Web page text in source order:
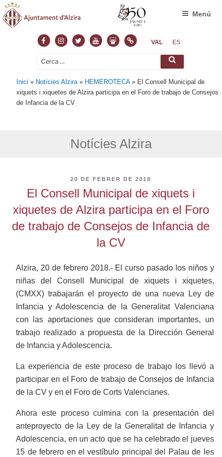
FacebookInstagram
TwitterYoutubeSlideshare
NormasVAL ES
Cerca: Cerca
Menú
Inici » Notícies Alzira » HEMEROTECA» El Consell Municipal de
xiquets i xiquetes de Alzira participa en el Foro de trabajo de Consejos
de Infancia de la CV
Notícies Alzira
PUBLICAT
20 DE FEBRER DE 2018
El Consell Municipal de xiquets i
xiquetes de Alzira participa en el Foro
de trabajo de Consejos de Infancia de
la CV
Alzira, 20 de febrero 2018.- El curso pasado los niños y
niñas del Consell Municipal de xiquets i xiquetes,
(CMXX) trabajarán el proyecto de una nueva Ley de
Infancia y Adolescencia de la Generalitat Valenciana
con las aportaciones que consideran importantes, un
trabajo realizado a propuesta de la Dirección General
de Infancia y Adolescencia.
La experiencia de este proceso de trabajo los llevó a
participar en el Foro de trabajo de Consejos de Infancia
de la CV y en el Foro de Corts Valencianes.
Ahora este proceso culmina con la presentación del
anteproyecto de la Ley de la Generalitat de Infancia y
Adolescencia, en un acto que se ha celebrado el jueves
15 de febrero en el vestíbulo principal del Palau de les